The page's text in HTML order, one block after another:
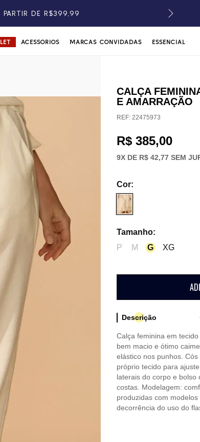
PARTIR DE R$399,99
ACESSÓRIOS MARCAS CONVIDADAS ESSENCIAL
CALÇA
E AMARRAÇÃO
REF: 22475973
R$ 385,00
9X DE R$ 42,77SEM
Cor:
Tamanho:
P
M G XG
Descrição
Calça feminina em
bem macio e ótimo
elástico nos punhos.
próprio tecido para
laterais do corpo e bolso
costas. Modelagem:
produzidas com
decorrência do uso do